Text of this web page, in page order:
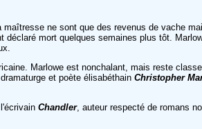
ne sont que des revenus de vache
mort quelques semaines plus tôt.
Marlowe est nonchalant, mais reste
et poète élisabéthain Christopher
Chandler, auteur respecté de romans